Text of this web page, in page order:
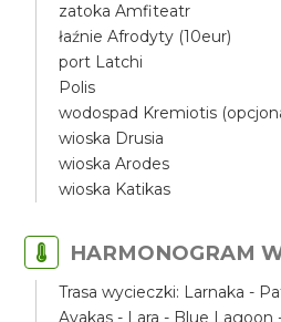
zatoka Amfiteatr
łaźnie Afrodyty (10eur)
port Latchi
Polis
wodospad Kremiotis
wioska Drusia
wioska Arodes
wioska Katikas
HARMONOGRAM
Trasa wycieczki: Larnaka -
Avakas - Lara - Blue Lagoon